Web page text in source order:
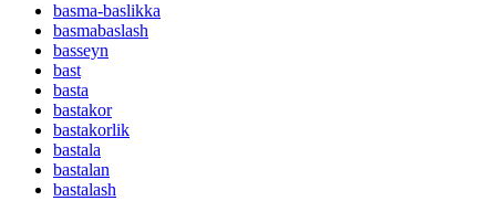
basma-baslikka
basmabaslash
basseyn
bast
basta
bastakor
bastakorlik
bastala
bastalan
bastalash